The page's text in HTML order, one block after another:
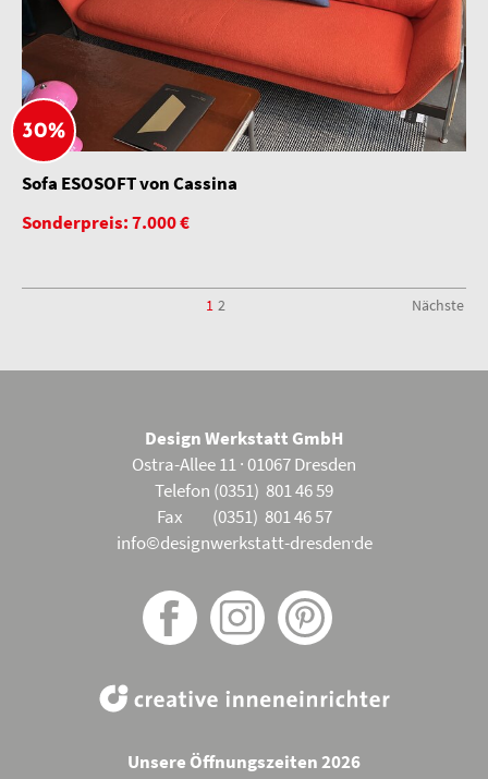
30%
Sofa ESOSOFT von Cassina
Sonderpreis: 7.000 €
1 2 Nächste
Design Werkstatt GmbH
Ostra-Allee 11 · 01067 Dresden
Telefon (0351) 801 46 59
Fax (0351) 801 46 57
info©designwerkstatt-dresden.de
Unsere Öffnungszeiten 2026